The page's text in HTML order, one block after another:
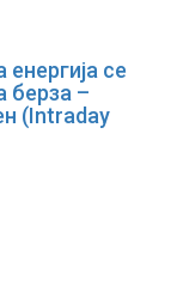
се
берза –
(Intraday